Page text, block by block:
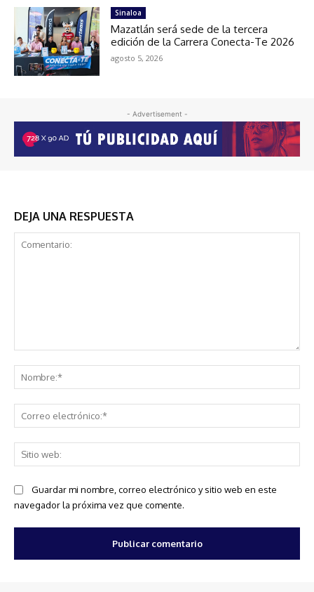
Sinaloa
Mazatlán será sede de la tercera
edición de la Carrera Conecta-Te 2026
agosto 5, 2026
- Advertisement -
DEJA UNA RESPUESTA
Guardar mi nombre, correo electrónico y sitio web en este
navegador la próxima vez que comente.